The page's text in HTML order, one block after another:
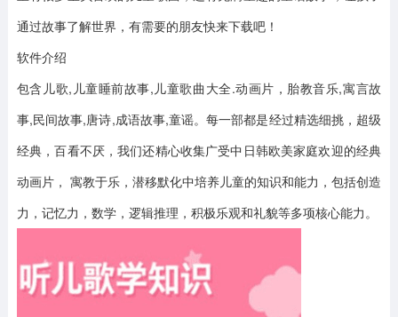
通过故事了解世界，有需要的朋友快来下载吧！
软件介绍
包含儿歌,儿童睡前故事,儿童歌曲大全.动画片，胎教音乐,寓言故
事,民间故事,唐诗,成语故事,童谣。每一部都是经过精选细挑，超级
经典，百看不厌，我们还精心收集广受中日韩欧美家庭欢迎的经典
动画片， 寓教于乐，潜移默化中培养儿童的知识和能力，包括创造
力，记忆力，数学，逻辑推理，积极乐观和礼貌等多项核心能力。